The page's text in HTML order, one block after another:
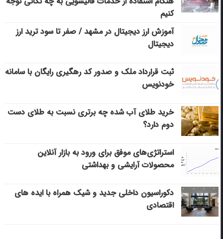
کنیم
آموزش ارز دیجیتال در مشهد / صفر تا سود ترید ارز
دیجیتال
ثبت قرارداد ملک و صدور کد رهگیری رایگان با سامانه
خودنویس
خرید طلای آب شده چه برتری نسبت به طلای دست
دوم دارد؟
استراتژی‌های موفق برای ورود به بازار آنلاین
محصولات آرایشی و بهداشتی
دکوراسیون داخلی جدید و شیک همراه با ایده های
اقتصادی